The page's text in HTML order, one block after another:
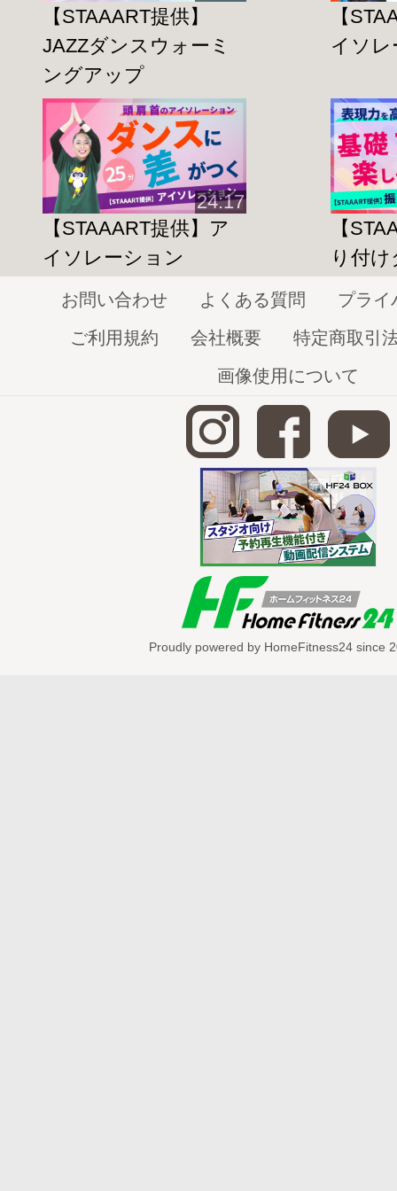
何度ターンしても目が回らないように
きましょう☆
こちらのレッスンの前におススメ!!
JAZZダンスウォーミングアップ編
JAZZダンススキルアップ①
◆身体改革運動スタジオ:STAAART◆
運動をスタートする場所になって欲しい
新しいチャレンジをスタートする場所にな
そんな思いから作られた運動スタジオです
健康寿命を延ばすことを目的とし、
子どもから高齢者まで
個々のニーズに合わせた運動指導が受けら
身体改革運動スタジオ STAAART
HP：https://www.bmfteam.com/
【STAAART提供】
JAZZダンスウォーミ
ングアップ
【
イソ
24:17
【STAAART提供】ア
イソレーション
【
り付
お問い合わせ よくある質問
プライ
ご利用規約
会社概要
特定商取引
画像使用について
Proudly powered by HomeFitness24 since